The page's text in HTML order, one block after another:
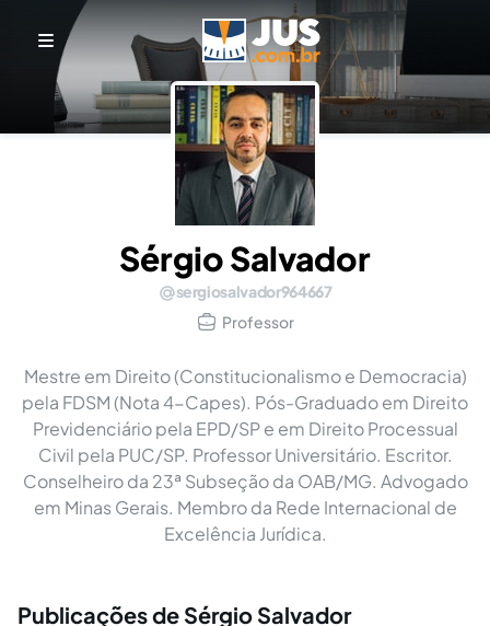
Sérgio Salvador
sergiosalvador964667
Professor
Mestre em Direito (Constitucionalismo e Democracia)
pela FDSM (Nota 4-Capes). Pós-Graduado em Direito
Previdenciário pela EPD/SP e em Direito Processual
Civil pela PUC/SP. Professor Universitário. Escritor.
Conselheiro da 23ª Subseção da OAB/MG. Advogado
em Minas Gerais. Membro da Rede Internacional de
Excelência Jurídica.
Publicações de Sérgio Salvador